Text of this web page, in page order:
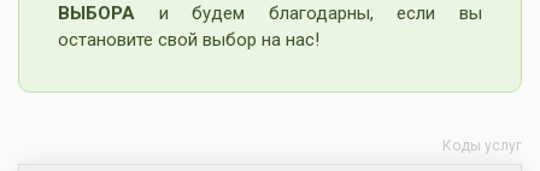
ВЫБОРА и будем благодарны, если вы
остановите свой выбор на нас!
Коды услуг